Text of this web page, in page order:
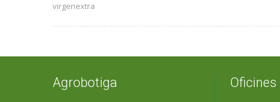
virgenextra
Agrobotiga Oficines